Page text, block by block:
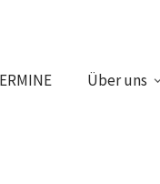
Über uns